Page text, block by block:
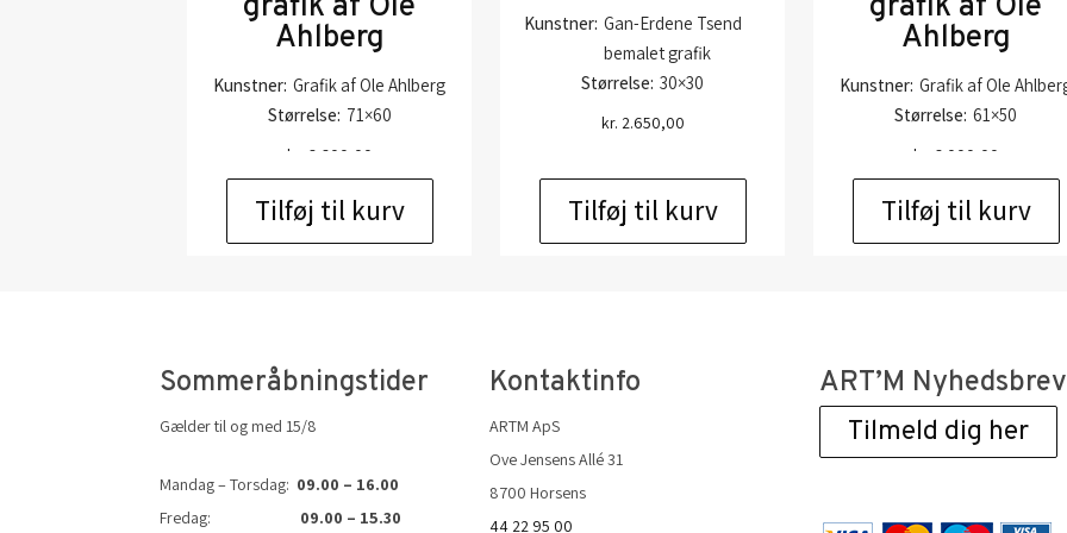
Ahlberg
Kunstner: Grafik af Ole Ahlberg
Størrelse: 71×60
kr. 6.600,00
Tilføj til kurv
Kunstner: Gan-Erdene Tsend
bemalet grafik
Størrelse: 30×30
kr. 2.650,00
Tilføj til kurv
Ahlberg
Kunstner: Grafik af Ole
Størrelse: 61×50
kr. 6.000,00
Tilføj til kurv
Sommeråbningstider
Gælder til og med 15/8
Mandag – Torsdag: 09.00 – 16.00
Fredag: 09.00 – 15.30
Kontaktinfo
ARTM ApS
Ove Jensens Allé 31
8700 Horsens
44 22 95 00
ART’M Nyhedsbrev
Tilmeld dig her